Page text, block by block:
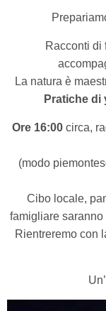
Racconti di
La natura è
Pratiche di
Ore 16:00 circa,
(modo
Cibo locale,
famigliare saranno
Rientreremo con